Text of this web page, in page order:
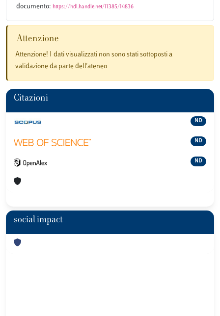
documento: https://hdl.handle.net/11385/14836
Attenzione
Attenzione! I dati visualizzati non sono stati sottoposti a
validazione da parte dell'ateneo
Citazioni
ND
ND
ND
social impact